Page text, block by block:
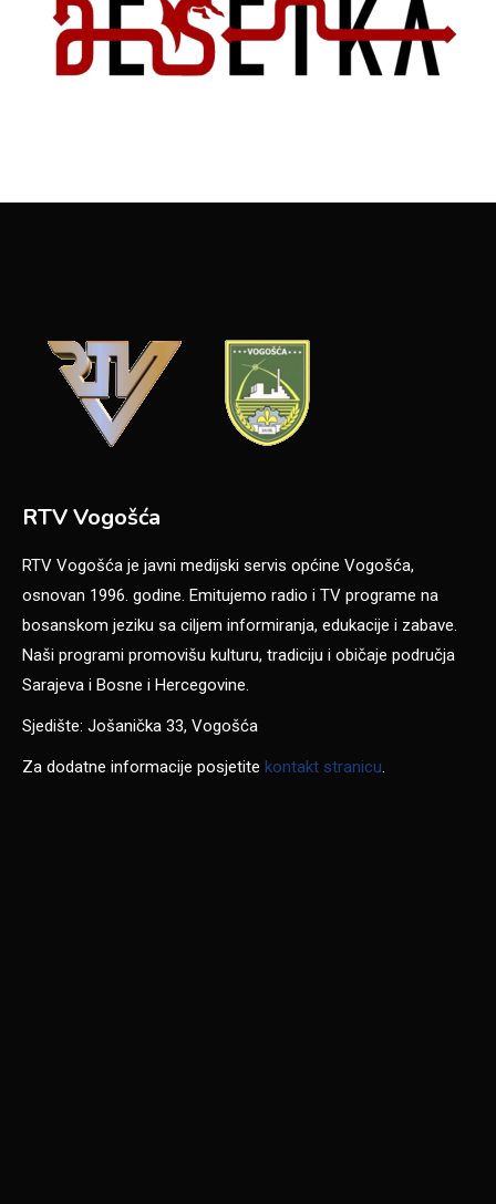
RTV Vogošća
RTV Vogošća je javni medijski servis općine Vogošća,
osnovan 1996. godine. Emitujemo radio i TV programe na
bosanskom jeziku sa ciljem informiranja, edukacije i zabave.
Naši programi promovišu kulturu, tradiciju i običaje područja
Sarajeva i Bosne i Hercegovine.
Sjedište: Jošanička 33, Vogošća
Za dodatne informacije posjetite kontakt stranicu.